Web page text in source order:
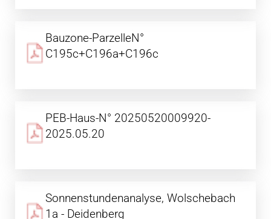
Bauzone-ParzelleN°
C195c+C196a+C196c
PEB-Haus-N° 20250520009920-
2025.05.20
Sonnenstundenanalyse, Wolschebach
1a - Deidenberg